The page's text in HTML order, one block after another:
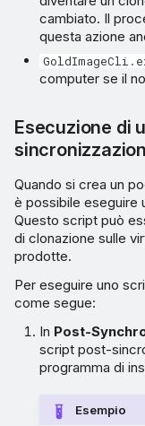
cambiato. Il
questa azione
computer se il
Esecuzione di
Quando si crea un
è possibile eseguire
Questo script può
di clonazione sulle
prodotte.
Per eseguire uno
come segue:
In Post-
script post-
programma di
Esempio